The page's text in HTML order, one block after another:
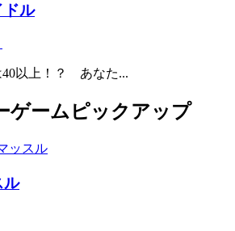
ドル
40以上！？ あなた...
ゲームピックアップ
ル